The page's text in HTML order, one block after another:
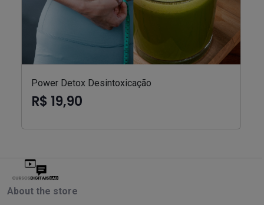
Power Detox Desintoxicação
R$ 19,90
About the store